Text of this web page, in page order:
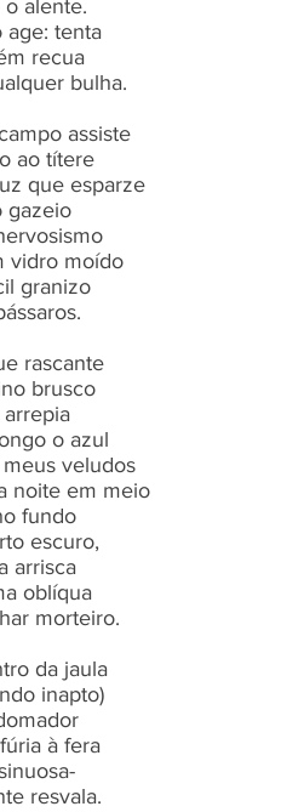
o alente.
age: tenta
recua
bulha.
assiste
ao títere
que esparze
gazeio
vidro moído
granizo
rascante
brusco
arrepia
o azul
veludos
noite em meio
fundo
escuro,
arrisca
oblíqua
morteiro.
da jaula
inapto)
à fera
resvala.